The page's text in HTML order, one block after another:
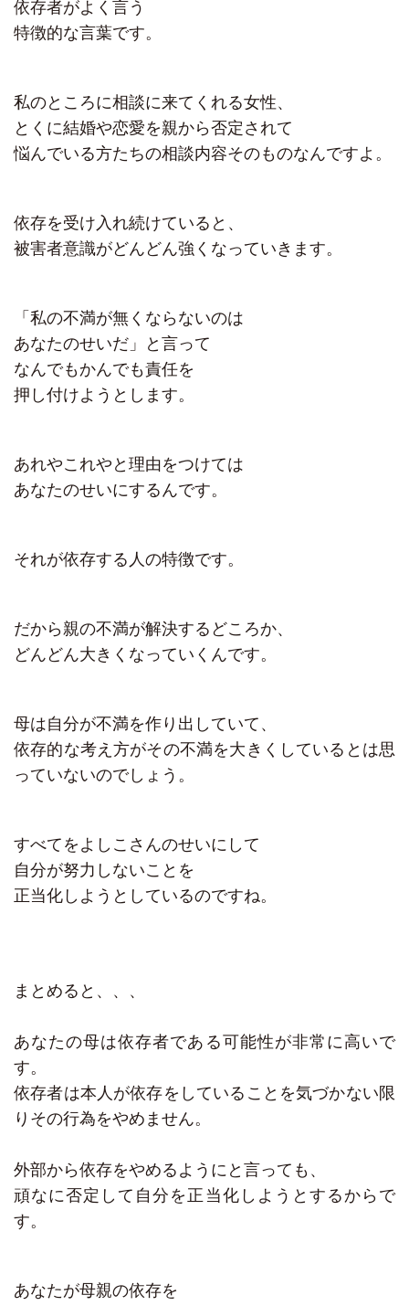
依存者がよく言う
特徴的な言葉です。
私のところに相談に来てくれる女性、
とくに結婚や恋愛を親から否定されて
悩んでいる方たちの相談内容そのものなんですよ。
依存を受け入れ続けていると、
被害者意識がどんどん強くなっていきます。
「私の不満が無くならないのは
あなたのせいだ」と言って
なんでもかんでも責任を
押し付けようとします。
あれやこれやと理由をつけては
あなたのせいにするんです。
それが依存する人の特徴です。
だから親の不満が解決するどころか、
どんどん大きくなっていくんです。
母は自分が不満を作り出していて、
依存的な考え方がその不満を大きくしているとは思
っていないのでしょう。
すべてをよしこさんのせいにして
自分が努力しないことを
正当化しようとしているのですね。
まとめると、、、
あなたの母は依存者である可能性が非常に高いで
す。
依存者は本人が依存をしていることを気づかない限
りその行為をやめません。
外部から依存をやめるようにと言っても、
頑なに否定して自分を正当化しようとするからで
す。
あなたが母親の依存を